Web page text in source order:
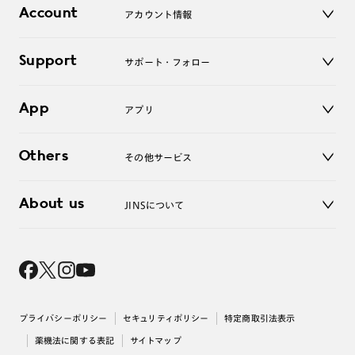
コンタクトレンズ
アクセサリー
オンラインショップ
Account アカウント情報
ログアウト
Support サポート・フォロー
よくあるご質問
お問い合わせ
App アプリ
Others その他サービス
レンズ交換
About us JINSについて
採用情報
出店について
プライバシーポリシー セキュリティポリシー 特定商取引法表示
薬機法に関する表記 サイトマップ